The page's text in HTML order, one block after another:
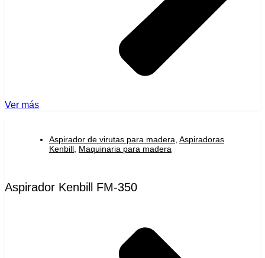
Ver más
Aspirador de virutas para madera Aspiradoras
Kenbill Maquinaria para madera
Aspirador Kenbill FM-350